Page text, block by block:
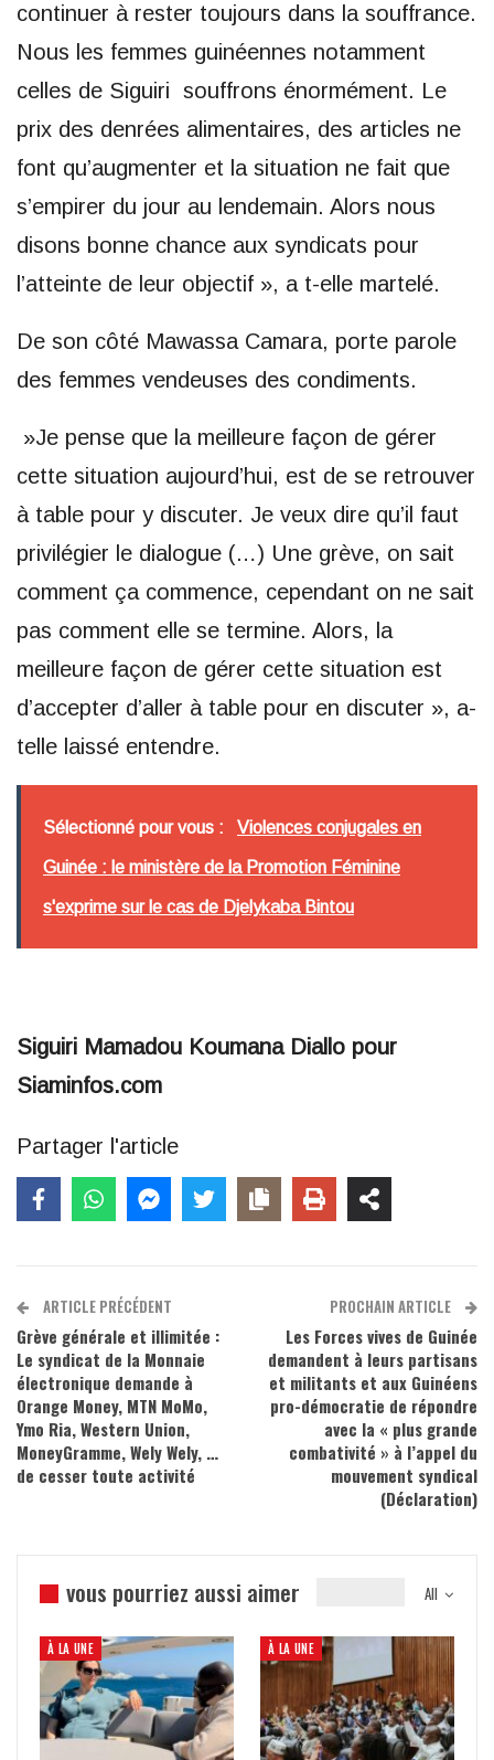
continuer à rester toujours dans la souffrance.
Nous les femmes guinéennes notamment
celles de Siguiri souffrons énormément. Le
prix des denrées alimentaires, des articles ne
font qu’augmenter et la situation ne fait que
s’empirer du jour au lendemain. Alors nous
disons bonne chance aux syndicats pour
l’atteinte de leur objectif », a t-elle martelé.
De son côté Mawassa Camara, porte parole
des femmes vendeuses des condiments.
»Je pense que la meilleure façon de gérer
cette situation aujourd’hui, est de se retrouver
à table pour y discuter. Je veux dire qu’il faut
privilégier le dialogue (…) Une grève, on sait
comment ça commence, cependant on ne sait
pas comment elle se termine. Alors, la
meilleure façon de gérer cette situation est
d’accepter d’aller à table pour en discuter », a-
telle laissé entendre.
Sélectionné pour vous : Violences conjugales en
Guinée : le ministère de la Promotion Féminine
s'exprime sur le cas de Djelykaba Bintou
Siguiri Mamadou Koumana Diallo pour
Siaminfos.com
Partager l'article
ARTICLE PRÉCÉDENT
Grève générale et illimitée :
Le syndicat de la Monnaie
électronique demande à
Orange Money, MTN MoMo,
Ymo Ria, Western Union,
MoneyGramme, Wely Wely, …
de cesser toute activité
PROCHAIN ARTICLE
Les Forces vives de Guinée
demandent à leurs partisans
et militants et aux Guinéens
pro-démocratie de répondre
avec la « plus grande
combativité » à l’appel du
mouvement syndical
(Déclaration)
All
vous pourriez aussi aimer
À LA UNE À LA UNE